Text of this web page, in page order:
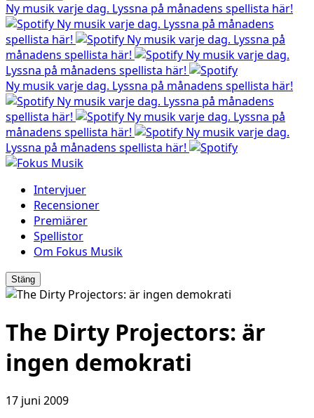
Ny musik varje dag. Lyssna på månadens spellista här!
Ny musik varje dag. Lyssna på månadens
spellista här!
Ny musik varje dag. Lyssna på
månadens spellista här!
Ny musik varje dag.
Lyssna på månadens spellista här!
Ny musik varje dag. Lyssna på månadens spellista här!
Ny musik varje dag. Lyssna på månadens
spellista här!
Ny musik varje dag. Lyssna på
månadens spellista här!
Ny musik varje dag.
Lyssna på månadens spellista här!
Intervjuer
Recensioner
Premiärer
Spellistor
Om Fokus Musik
Stäng
The Dirty Projectors: är
ingen demokrati
17 juni 2009